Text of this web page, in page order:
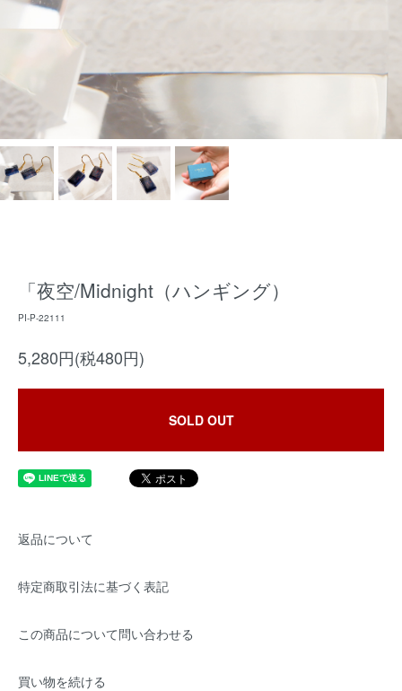
「夜空/Midnight（ハンギング）
PI-P-22111
5,280円(税480円)
SOLD OUT
返品について
特定商取引法に基づく表記
この商品について問い合わせる
買い物を続ける